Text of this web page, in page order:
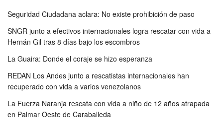
Seguridad Ciudadana aclara: No existe prohibición de paso
SNGR junto a efectivos internacionales logra rescatar con vida a
Hernán Gil tras 8 días bajo los escombros
La Guaira: Donde el coraje se hizo esperanza
REDAN Los Andes junto a rescatistas internacionales han
recuperado con vida a varios venezolanos
La Fuerza Naranja rescata con vida a niño de 12 años atrapada
en Palmar Oeste de Caraballeda